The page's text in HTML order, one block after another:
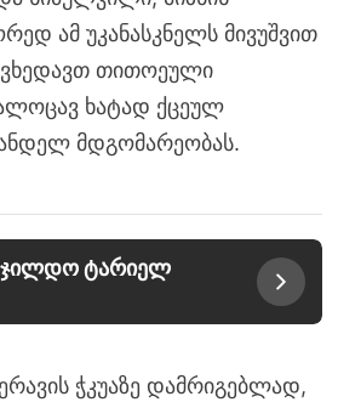
ამ უკანასკნელს მივუშვით
ვხედავთ თითოეული
ხატად ქცეულ
მდგომარეობას.
ჯილდო ტარიელ
ჭკუაზე დამრიგებლად,